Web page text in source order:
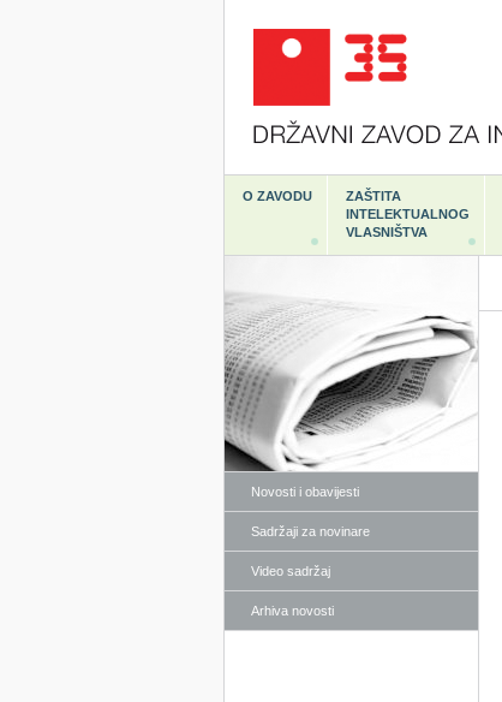
O ZAVODU
ZAŠTITA
INTELEKTUALNOG
VLASNIŠTVA
Novosti i obavijesti
Sadržaji za novinare
Video sadržaj
Arhiva novosti